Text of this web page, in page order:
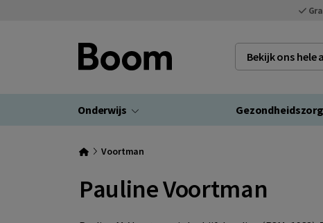
Bekijk ons hele
Onderwijs Gezondheidszorg
Voortman
Pauline Voortman